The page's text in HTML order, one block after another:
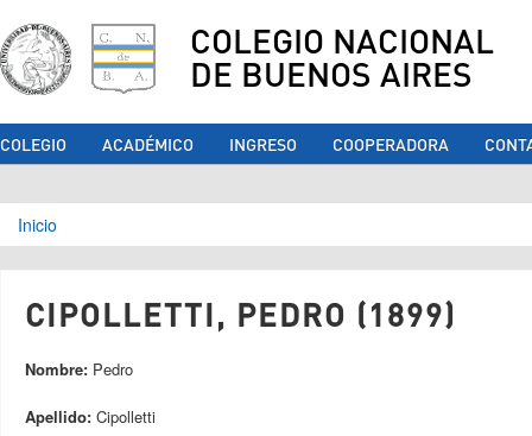
COLEGIO NACIONAL
DE BUENOS AIRES
COLEGIO ACADÉMICO INGRESO COOPERADORA
Se encuentra usted aquí
Inicio
CIPOLLETTI, PEDRO (1899)
Nombre: Pedro
Apellido: Cipolletti